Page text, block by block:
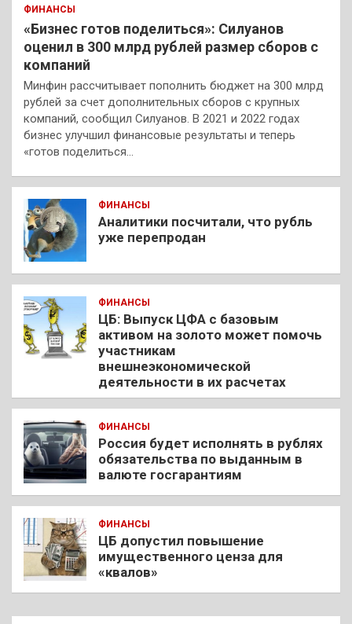
ФИНАНСЫ
«Бизнес готов поделиться»: Силуанов
оценил в 300 млрд рублей размер сборов с
компаний
Минфин рассчитывает пополнить бюджет на 300 млрд
рублей за счет дополнительных сборов с крупных
компаний, сообщил Силуанов. В 2021 и 2022 годах
бизнес улучшил финансовые результаты и теперь
«готов поделиться…
ФИНАНСЫ
Аналитики посчитали, что рубль
уже перепродан
ФИНАНСЫ
ЦБ: Выпуск ЦФА с базовым
активом на золото может помочь
участникам
внешнеэкономической
деятельности в их расчетах
ФИНАНСЫ
Россия будет исполнять в рублях
обязательства по выданным в
валюте госгарантиям
ФИНАНСЫ
ЦБ допустил повышение
имущественного ценза для
«квалов»